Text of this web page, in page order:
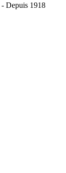
- Depuis 1918